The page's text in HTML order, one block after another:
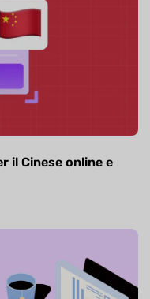
il Cinese online e